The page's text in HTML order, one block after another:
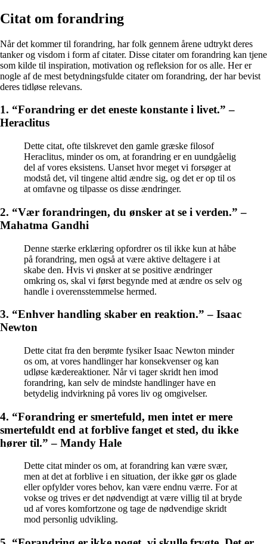
Citat om forandring
Når det kommer til forandring, har folk gennem årene udtrykt deres
tanker og visdom i form af citater. Disse citater om forandring kan tjene
som kilde til inspiration, motivation og refleksion for os alle. Her er
nogle af de mest betydningsfulde citater om forandring, der har bevist
deres tidløse relevans.
1. “Forandring er det eneste konstante i livet.” –
Heraclitus
Dette citat, ofte tilskrevet den gamle græske filosof
Heraclitus, minder os om, at forandring er en uundgåelig
del af vores eksistens. Uanset hvor meget vi forsøger at
modstå det, vil tingene altid ændre sig, og det er op til os
at omfavne og tilpasse os disse ændringer.
2. “Vær forandringen, du ønsker at se i verden.” –
Mahatma Gandhi
Denne stærke erklæring opfordrer os til ikke kun at håbe
på forandring, men også at være aktive deltagere i at
skabe den. Hvis vi ønsker at se positive ændringer
omkring os, skal vi først begynde med at ændre os selv og
handle i overensstemmelse hermed.
3. “Enhver handling skaber en reaktion.” – Isaac
Newton
Dette citat fra den berømte fysiker Isaac Newton minder
os om, at vores handlinger har konsekvenser og kan
udløse kædereaktioner. Når vi tager skridt hen imod
forandring, kan selv de mindste handlinger have en
betydelig indvirkning på vores liv og omgivelser.
4. “Forandring er smertefuld, men intet er mere
smertefuldt end at forblive fanget et sted, du ikke
hører til.” – Mandy Hale
Dette citat minder os om, at forandring kan være svær,
men at det at forblive i en situation, der ikke gør os glade
eller opfylder vores behov, kan være endnu værre. For at
vokse og trives er det nødvendigt at være villig til at bryde
ud af vores komfortzone og tage de nødvendige skridt
mod personlig udvikling.